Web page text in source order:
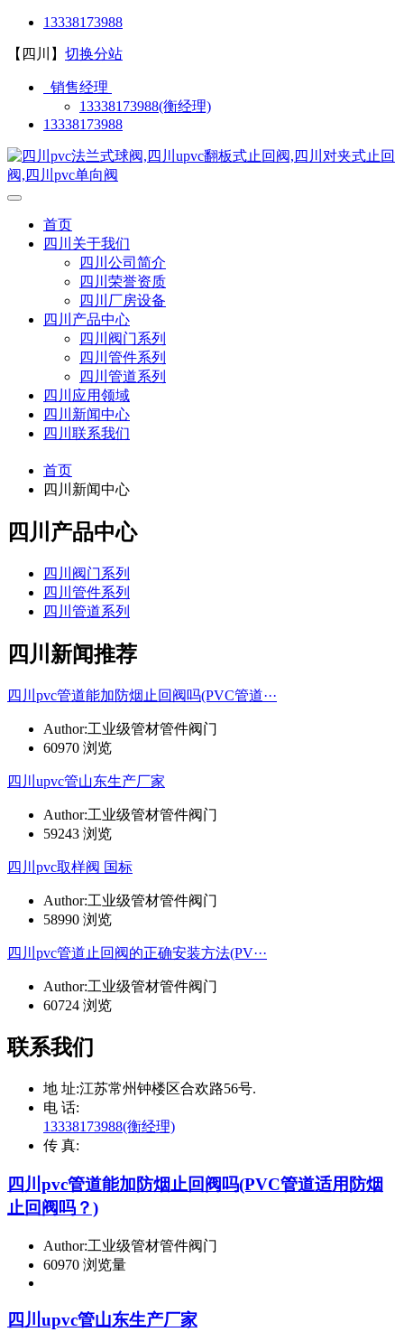
13338173988
【四川】 切换分站
销售经理
13338173988(衡经理)
13338173988
首页
四川关于我们
四川公司简介
四川荣誉资质
四川厂房设备
四川产品中心
四川阀门系列
四川管件系列
四川管道系列
四川应用领域
四川新闻中心
四川联系我们
首页
四川新闻中心
四川产品中心
四川阀门系列
四川管件系列
四川管道系列
四川新闻推荐
四川pvc管道能加防烟止回阀吗(PVC管道···
Author:工业级管材管件阀门
60970 浏览
四川upvc管山东生产厂家
Author:工业级管材管件阀门
59243 浏览
四川pvc取样阀 国标
Author:工业级管材管件阀门
58990 浏览
四川pvc管道止回阀的正确安装方法(PV···
Author:工业级管材管件阀门
60724 浏览
联系我们
地 址:江苏常州钟楼区合欢路56号.
电 话:
13338173988(衡经理)
传 真:
四川pvc管道能加防烟止回阀吗(PVC管道适用防烟
止回阀吗？)
Author:工业级管材管件阀门
60970 浏览量
四川upvc管山东生产厂家